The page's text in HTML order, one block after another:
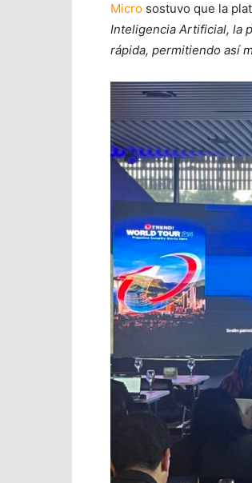
Micro sostuvo que la
Inteligencia Artificial, la
rápida, permitiendo así